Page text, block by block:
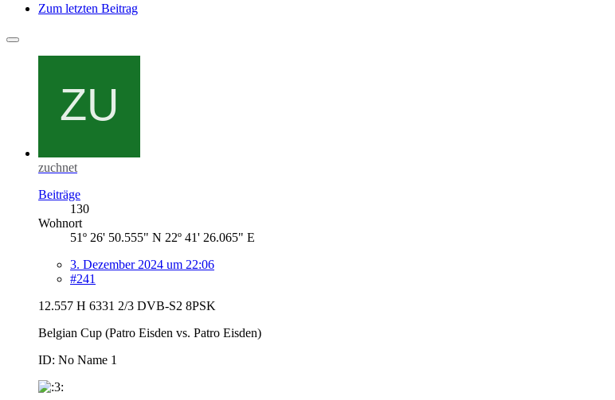
Zum letzten Beitrag
zuchnet
Beiträge
130
Wohnort
51º 26' 50.555" N 22º 41' 26.065" E
3. Dezember 2024 um 22:06
#241
12.557 H 6331 2/3 DVB-S2 8PSK
Belgian Cup (Patro Eisden vs. Patro Eisden)
ID: No Name 1